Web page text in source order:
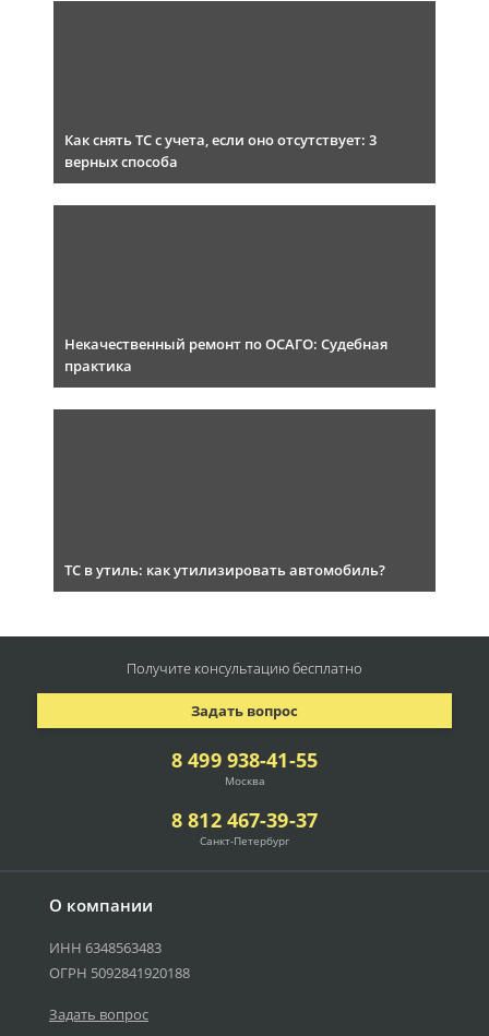
Как снять ТС с учета, если оно отсутствует: 3
верных способа
Некачественный ремонт по ОСАГО: Судебная
практика
ТС в утиль: как утилизировать автомобиль?
О компании
ИНН 6348563483
ОГРН 5092841920188
Задать вопрос
8 499 938-41-55
Москва
8 812 467-39-37
Санкт-Петербург
Задать вопрос
Получите консультациюбесплатно